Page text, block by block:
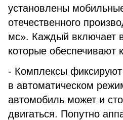
установлены
отечественного
мс». Каждый включает
которые обеспечивают
- Комплексы
в автоматическом
автомобиль может и
двигаться. Попутно